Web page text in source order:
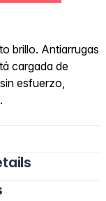
brillo. Antiarrugas
cargada de
esfuerzo,